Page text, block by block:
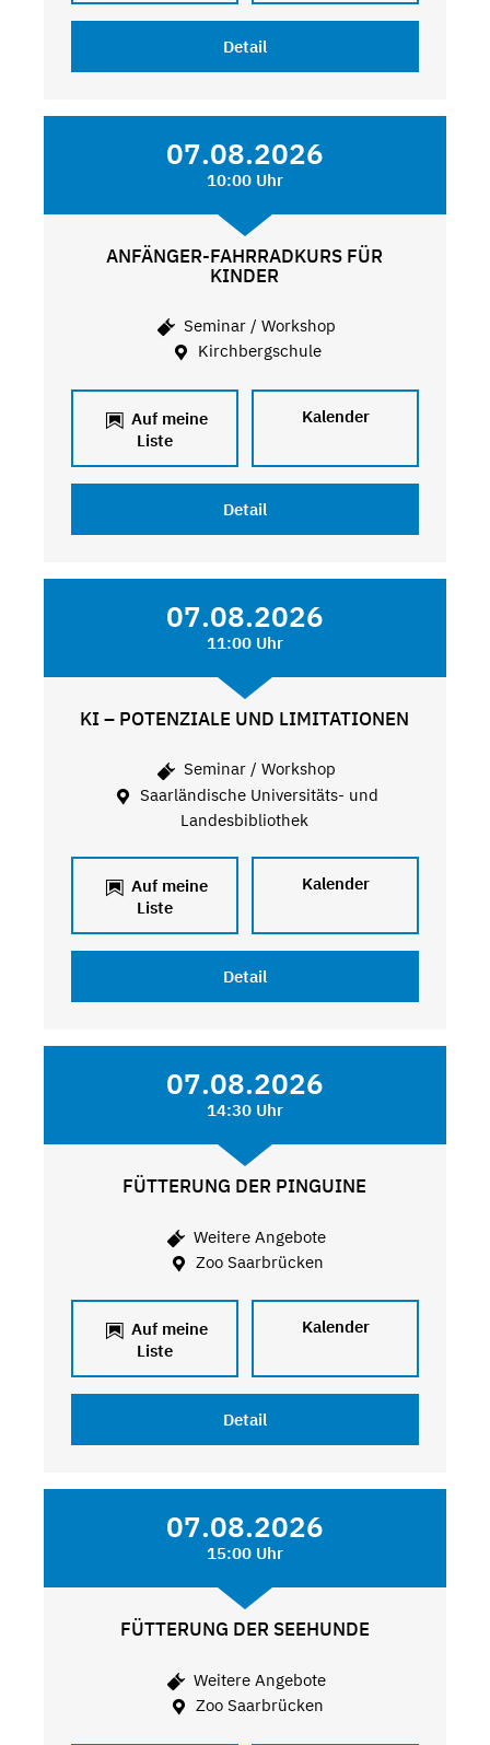
Detail
07.08.2026
10:00 Uhr
ANFÄNGER-FAHRRADKURS FÜR
KINDER
Seminar / Workshop
Kirchbergschule
Auf meine
Liste
Kalender
Detail
07.08.2026
11:00 Uhr
KI – POTENZIALE UND LIMITATIONEN
Seminar / Workshop
Saarländische Universitäts- und
Landesbibliothek
Auf meine
Liste
Kalender
Detail
07.08.2026
14:30 Uhr
FÜTTERUNG DER PINGUINE
Weitere Angebote
Zoo Saarbrücken
Auf meine
Liste
Kalender
Detail
07.08.2026
15:00 Uhr
FÜTTERUNG DER SEEHUNDE
Weitere Angebote
Zoo Saarbrücken